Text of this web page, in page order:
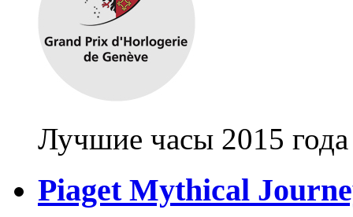
Лучшие часы 2015 года
Piaget Mythical